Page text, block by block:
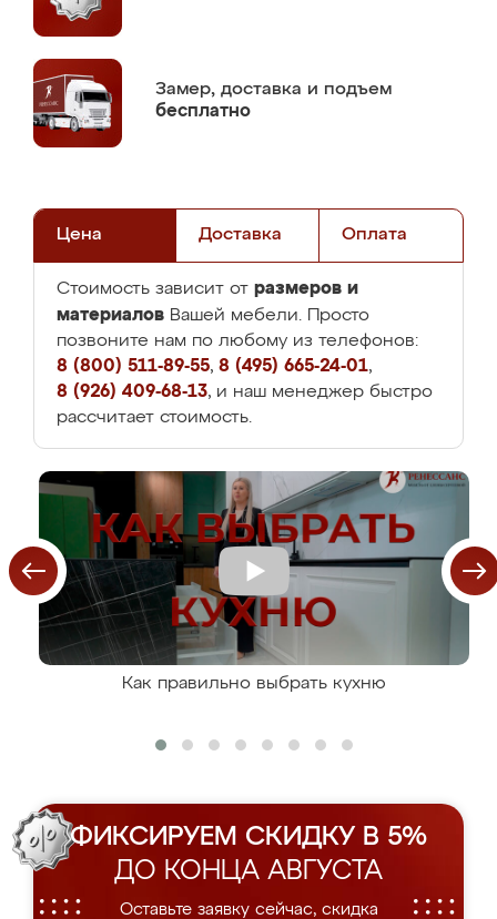
Замер, доставка и подъем
бесплатно
Цена Доставка Оплата
Стоимость зависит от размеров и
материалов Вашей мебели. Просто
позвоните нам по любому из телефонов:
8 (800) 511-89-55, 8 (495) 665-24-01,
8 (926) 409-68-13, и наш менеджер быстро
рассчитает стоимость.
Как правильно выбрать кухню
ФИКСИРУЕМ СКИДКУ В 5%
ДО КОНЦА АВГУСТА
Оставьте заявку сейчас, скидка